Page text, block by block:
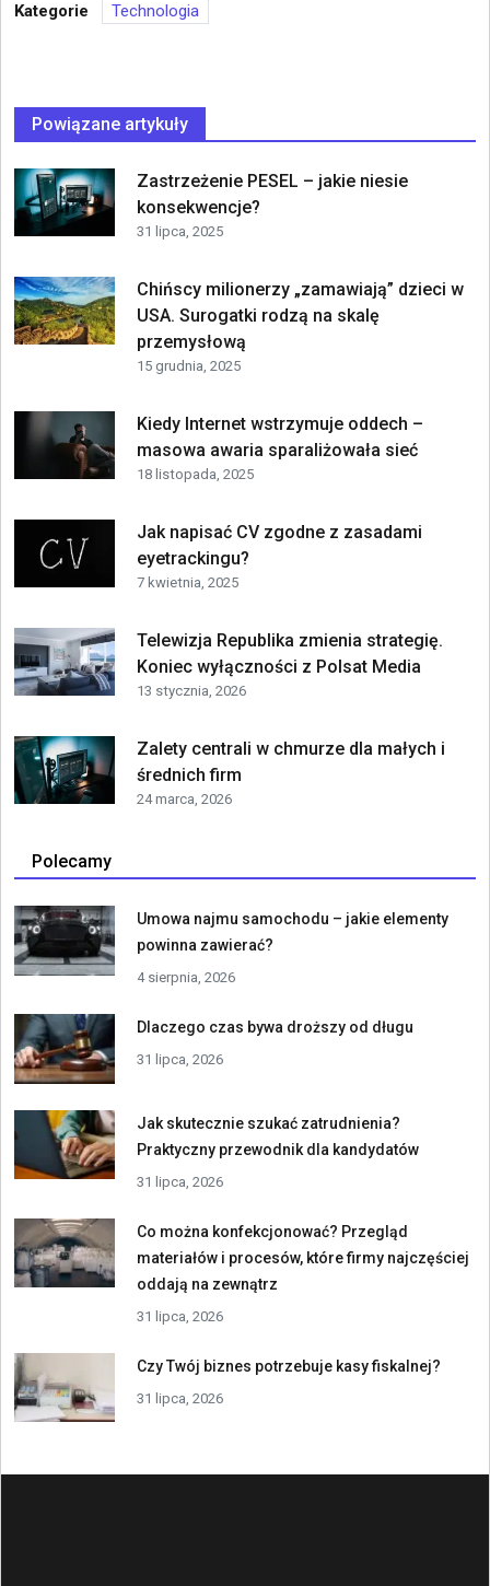
Kategorie Technologia
Powiązane artykuły
Zastrzeżenie PESEL – jakie niesie
konsekwencje?
31 lipca, 2025
Chińscy milionerzy „zamawiają” dzieci w
USA. Surogatki rodzą na skalę
przemysłową
15 grudnia, 2025
Kiedy Internet wstrzymuje oddech –
masowa awaria sparaliżowała sieć
18 listopada, 2025
Jak napisać CV zgodne z zasadami
eyetrackingu?
7 kwietnia, 2025
Telewizja Republika zmienia strategię.
Koniec wyłączności z Polsat Media
13 stycznia, 2026
Zalety centrali w chmurze dla małych i
średnich firm
24 marca, 2026
Polecamy
Umowa najmu samochodu – jakie elementy
powinna zawierać?
4 sierpnia, 2026
Dlaczego czas bywa droższy od długu
31 lipca, 2026
Jak skutecznie szukać zatrudnienia?
Praktyczny przewodnik dla kandydatów
31 lipca, 2026
Co można konfekcjonować? Przegląd
materiałów i procesów, które firmy najczęściej
oddają na zewnątrz
31 lipca, 2026
Czy Twój biznes potrzebuje kasy fiskalnej?
31 lipca, 2026